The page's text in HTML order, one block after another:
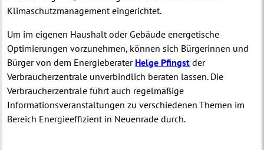
Klimaschutzmanagement eingerichtet.
Um im eigenen Haushalt oder Gebäude energetische
Optimierungen vorzunehmen, können sich Bürgerinnen und
Bürger von dem Energieberater Helge Pfingst der
Verbraucherzentrale unverbindlich beraten lassen. Die
Verbraucherzentrale führt auch regelmäßige
Informationsveranstaltungen zu verschiedenen Themen im
Bereich Energieeffizient in Neuenrade durch.